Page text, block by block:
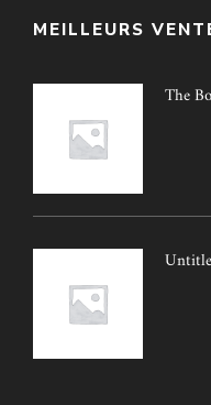
MEILLEURS
The